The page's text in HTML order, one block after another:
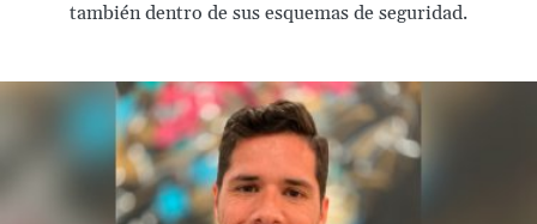
también dentro de sus esquemas de seguridad.